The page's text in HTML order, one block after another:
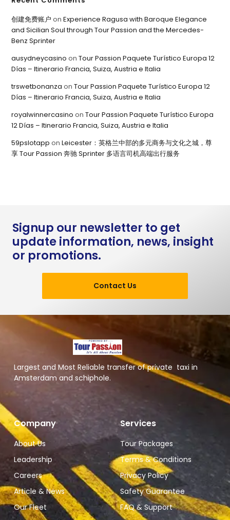
创建免费账户 onExperience Ragusa with Baroque Elegance
and Sicilian Soul through Tour Passion and the Mercedes-
Benz Sprinter
ausydneycasino onTour Passion Paquete Turístico Europa 12
Días – Itinerario Francia, Suiza, Austria e Italia
trswetbonanza onTour Passion Paquete Turístico Europa 12
Días – Itinerario Francia, Suiza, Austria e Italia
royalwinnercasino onTour Passion Paquete Turístico Europa
12 Días – Itinerario Francia, Suiza, Austria e Italia
59pslotapp onLeicester：英格兰中部的多元商务与文化之城，尊
享 Tour Passion 奔驰 Sprinter 多语言司机高端出行服务
Signup our newsletter to get
update information, news, insight
or promotions.
Contact Us
Largest and Most Reliable transfer of private taxi in
Amsterdam and schiphole.
Company
About Us
Leadership
Careers
Article & News
Our Fleet
Services
Tour Packages
Terms & Conditions
Privacy Policy
Safety Guarantee
FAQ & Support